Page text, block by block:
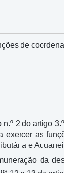
de
2 do artigo
exercer as
e
da
os